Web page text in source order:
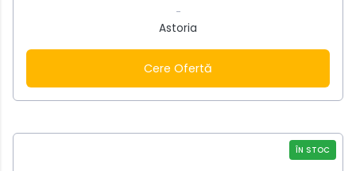
-
Astoria
Cere Ofertă
ÎN STOC